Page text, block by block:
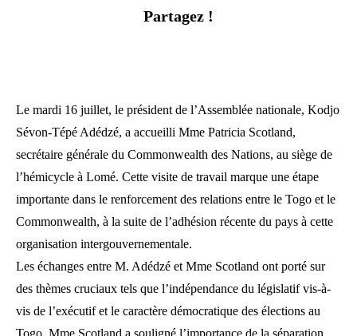
Partagez !
Le mardi 16 juillet, le président de l’Assemblée nationale, Kodjo
Sévon-Tépé Adédzé, a accueilli Mme Patricia Scotland,
secrétaire générale du Commonwealth des Nations, au siège de
l’hémicycle à Lomé. Cette visite de travail marque une étape
importante dans le renforcement des relations entre le Togo et le
Commonwealth, à la suite de l’adhésion récente du pays à cette
organisation intergouvernementale.
Les échanges entre M. Adédzé et Mme Scotland ont porté sur
des thèmes cruciaux tels que l’indépendance du législatif vis-à-
vis de l’exécutif et le caractère démocratique des élections au
Togo. Mme Scotland a souligné l’importance de la séparation